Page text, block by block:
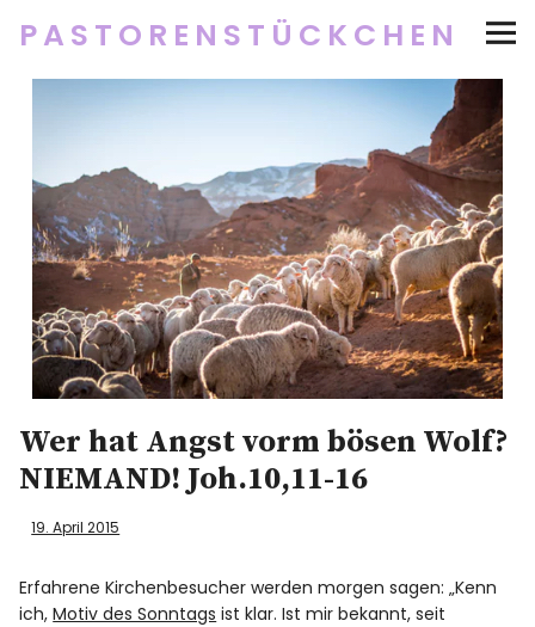
PASTORENSTÜCKCHEN
Startseite
Social Media
Newsletter
Impressum/Datenschutz
TwitterRSSInstagramFacebook
pinterestflickr
Spotify
Wer hat Angst vorm bösen Wolf?
NIEMAND! Joh.10,11-16
19. April 2015
Erfahrene Kirchenbesucher werden morgen sagen: „Kenn
ich,Motiv des Sonntags ist klar. Ist mir bekannt, seit